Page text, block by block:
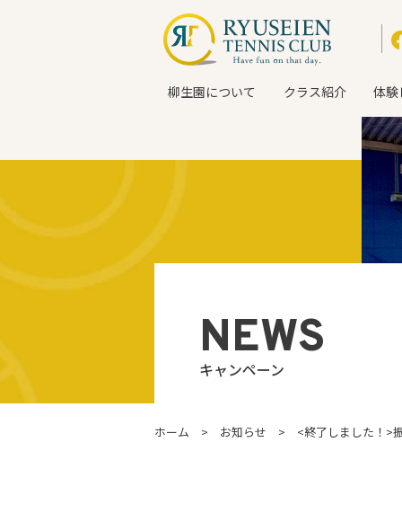
柳生園について クラス紹介 体験
NEWS
キャンペーン
ホーム お知らせ <終了しました！>